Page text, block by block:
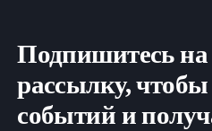
Подпишитесь
рассылку,
событий и